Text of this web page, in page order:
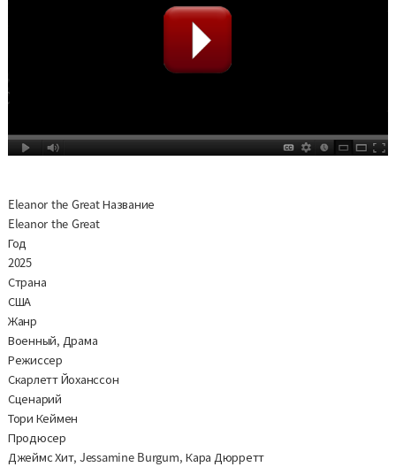
Eleanor the Great Название
Eleanor the Great
Год
2025
Страна
США
Жанр
Военный, Драма
Режиссер
Скарлетт Йоханссон
Сценарий
Тори Кеймен
Продюсер
Джеймс Хит, Jessamine Burgum, Кара Дюрретт